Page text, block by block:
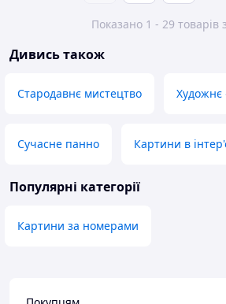
Показано 1 - 29 товарів
Дивись також
Стародавнє мистецтво
Сучасне панно Картини в
Популярні категорії
Картини за номерами